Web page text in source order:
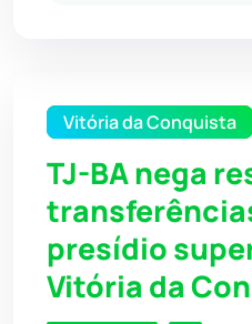
Vitória da Conquista
TJ-BA nega
presídio
Vitória da